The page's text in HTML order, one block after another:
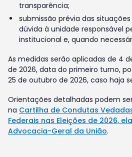
transparência;
submissão prévia das
dúvida à unidade responsável
institucional e, quando
As medidas serão aplicadas de 4
de 2026, data do primeiro turno,
25 de outubro de 2026, caso haja
Orientações detalhadas podem
na Cartilha de Condutas
Federais nas Eleições de 2026,
Advocacia-Geral da União.